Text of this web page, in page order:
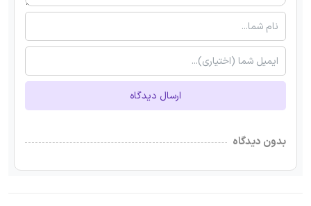
ارسال دیدگاه
بدون دیدگاه